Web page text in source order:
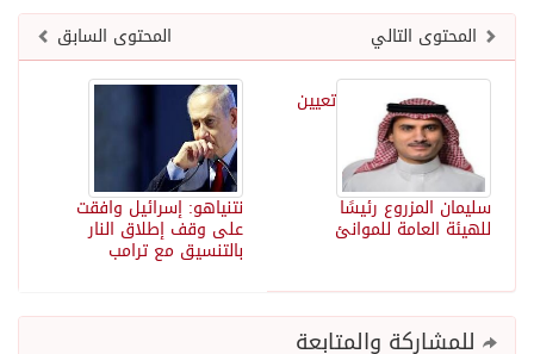
المحتوى السابق المحتوى التالي
نتنياهو: إسرائيل وافقت
على وقف إطلاق النار
بالتنسيق مع ترامب
تعيين
سليمان المزروع رئيسًا
للهيئة العامة للموانئ
للمشاركة والمتابعة